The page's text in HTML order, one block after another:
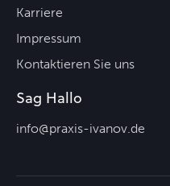
Karriere
Impressum
Kontaktieren Sie uns
Sag Hallo
info@praxis-ivanov.de